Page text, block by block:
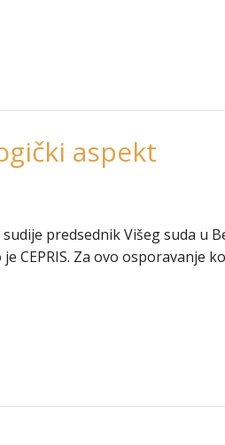
aspekt
predsednik Višeg suda u
CEPRIS. Za ovo osporavanje